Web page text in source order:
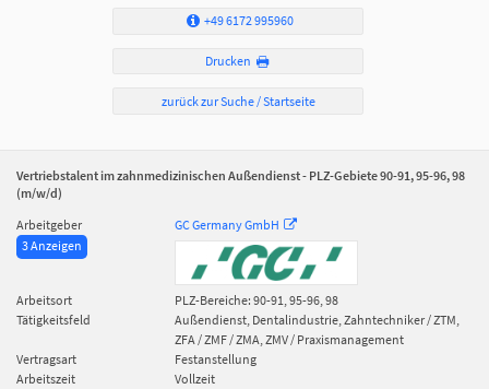
+49 6172 995960
Drucken
zurück zur Suche / Startseite
Vertriebstalent im zahnmedizinischen Außendienst - PLZ-Gebiete 90-91, 95-96, 98
(m/w/d)
Arbeitgeber
3 Anzeigen
GC Germany GmbH
Arbeitsort PLZ-Bereiche: 90-91, 95-96, 98
Tätigkeitsfeld
Außendienst, Dentalindustrie, Zahntechniker / ZTM,
ZFA / ZMF / ZMA, ZMV / Praxismanagement
Vertragsart
Festanstellung
Arbeitszeit
Vollzeit